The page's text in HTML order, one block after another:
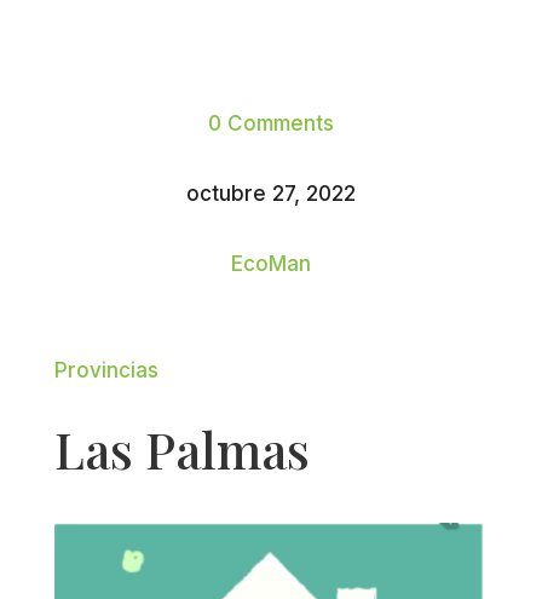
0 Comments
octubre 27, 2022
EcoMan
Provincias
Las Palmas